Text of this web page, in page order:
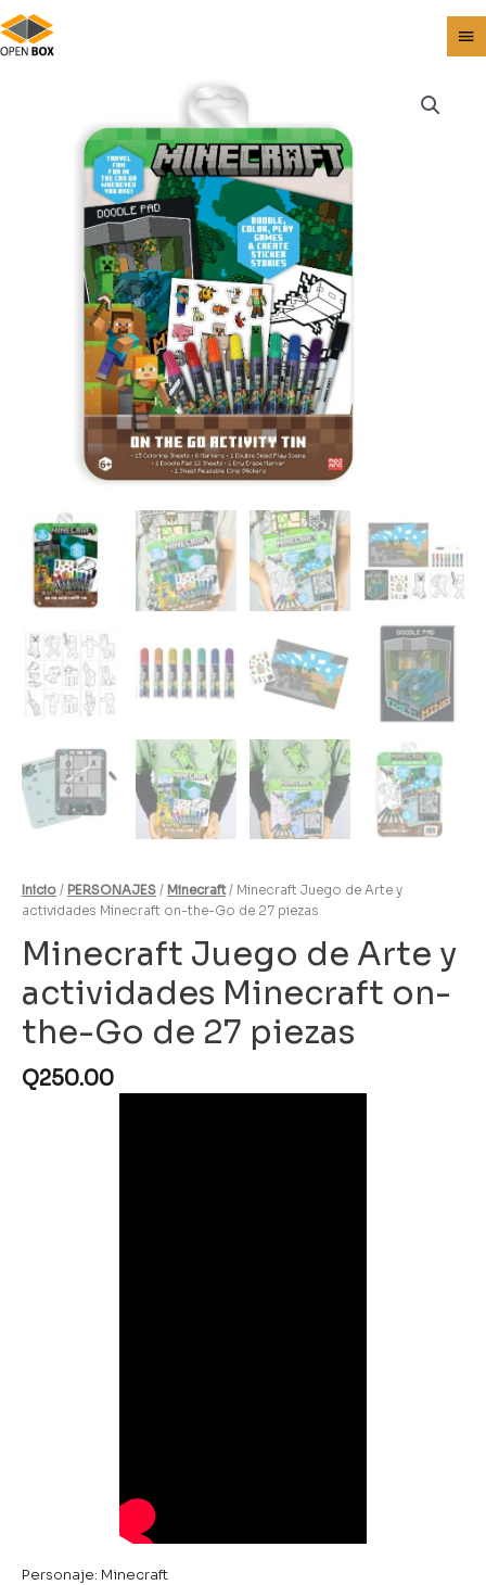
Inicio / PERSONAJES / Minecraft/ Minecraft Juego de Arte y
actividades Minecraft on-the-Go de 27 piezas
Minecraft Juego de Arte y
actividades Minecraft on-
the-Go de 27 piezas
Q250.00
Personaje: Minecraft